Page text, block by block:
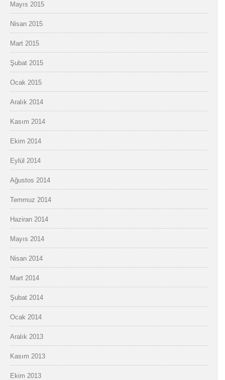
Mayıs 2015
Nisan 2015
Mart 2015
Şubat 2015
Ocak 2015
Aralık 2014
Kasım 2014
Ekim 2014
Eylül 2014
Ağustos 2014
Temmuz 2014
Haziran 2014
Mayıs 2014
Nisan 2014
Mart 2014
Şubat 2014
Ocak 2014
Aralık 2013
Kasım 2013
Ekim 2013